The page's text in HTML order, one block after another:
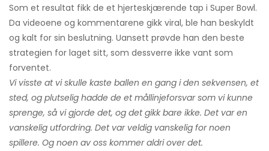
Som et resultat fikk de et hjerteskjærende tap i Super Bowl.
Da videoene og kommentarene gikk viral, ble han beskyldt
og kalt for sin beslutning. Uansett prøvde han den beste
strategien for laget sitt, som dessverre ikke vant som
forventet.
Vi visste at vi skulle kaste ballen en gang i den sekvensen, et
sted, og plutselig hadde de et mållinjeforsvar som vi kunne
sprenge, så vi gjorde det, og det gikk bare ikke. Det var en
vanskelig utfordring. Det var veldig vanskelig for noen
spillere. Og noen av oss kommer aldri over det.